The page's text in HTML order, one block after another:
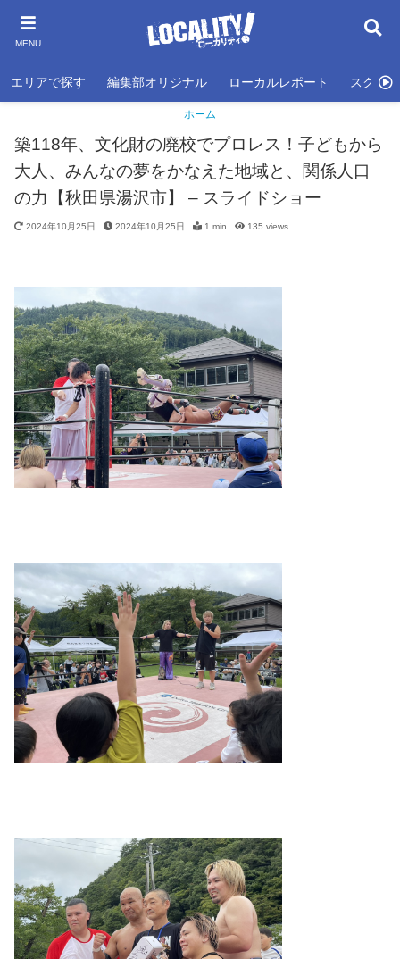
MENU
エリアで探す 編集部オリジナル ローカルレポート スクール
ホーム
築118年、文化財の廃校でプロレス！子どもから
大人、みんなの夢をかなえた地域と、関係人口
の力【秋田県湯沢市】 – スライドショー
2024年10月25日 2024年10月25日 1 min 135 views